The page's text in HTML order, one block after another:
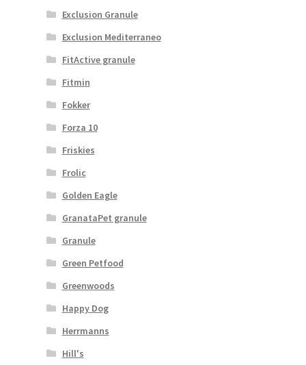
Exclusion Granule
Exclusion Mediterraneo
FitActive granule
Fitmin
Fokker
Forza 10
Friskies
Frolic
Golden Eagle
GranataPet granule
Granule
Green Petfood
Greenwoods
Happy Dog
Herrmanns
Hill's